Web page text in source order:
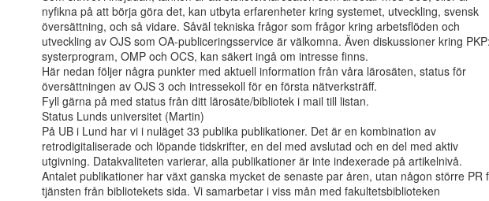
nyfikna på att börja göra det, kan utbyta erfarenheter kring systemet, utveckling, svensk
översättning, och så vidare. Såväl tekniska frågor som frågor kring arbetsflöden och
utveckling av OJS som OA-publiceringsservice är välkomna. Även diskussioner kring
systerprogram, OMP och OCS, kan säkert ingå om intresse finns.
Här nedan följer några punkter med aktuell information från våra lärosäten, status för
översättningen av OJS 3 och intressekoll för en första nätverksträff.
Fyll gärna på med status från ditt lärosäte/bibliotek i mail till listan.
Status Lunds universitet (Martin)
På UB i Lund har vi i nuläget 33 publika publikationer. Det är en kombination av
retrodigitaliserade och löpande tidskrifter, en del med avslutad och en del med aktiv
utgivning. Datakvaliteten varierar, alla publikationer är inte indexerade på artikelnivå.
Antalet publikationer har växt ganska mycket de senaste par åren, utan någon större PR
tjänsten från bibliotekets sida. Vi samarbetar i viss mån med fakultetsbiblioteken